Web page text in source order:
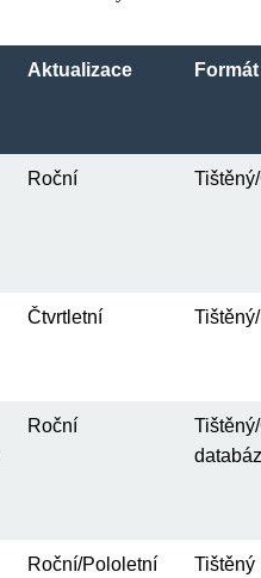
Aktualizace Formát
Roční
Čtvrtletní
Roční
Roční/Pololetní Tištěný